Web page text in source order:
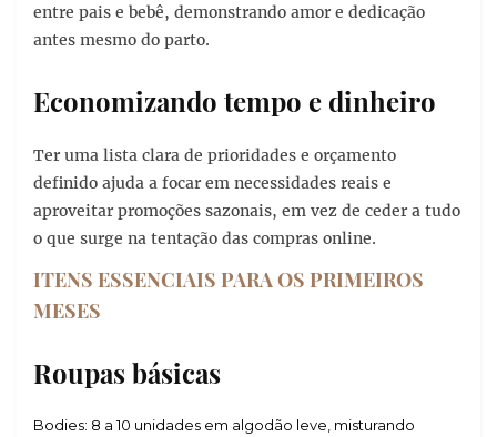
entre pais e bebê, demonstrando amor e dedicação
antes mesmo do parto.
Economizando tempo e dinheiro
Ter uma lista clara de prioridades e orçamento
definido ajuda a focar em necessidades reais e
aproveitar promoções sazonais, em vez de ceder a tudo
o que surge na tentação das compras online.
ITENS ESSENCIAIS PARA OS PRIMEIROS
MESES
Roupas básicas
Bodies: 8 a 10 unidades em algodão leve, misturando